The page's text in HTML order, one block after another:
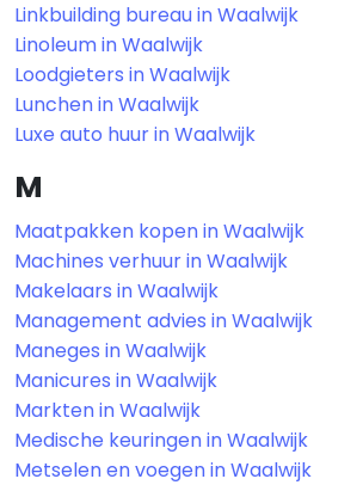
Linkbuilding bureau in Waalwijk
Linoleum in Waalwijk
Loodgieters in Waalwijk
Lunchen in Waalwijk
Luxe auto huur in Waalwijk
M
Maatpakken kopen in Waalwijk
Machines verhuur in Waalwijk
Makelaars in Waalwijk
Management advies in Waalwijk
Maneges in Waalwijk
Manicures in Waalwijk
Markten in Waalwijk
Medische keuringen in Waalwijk
Metselen en voegen in Waalwijk